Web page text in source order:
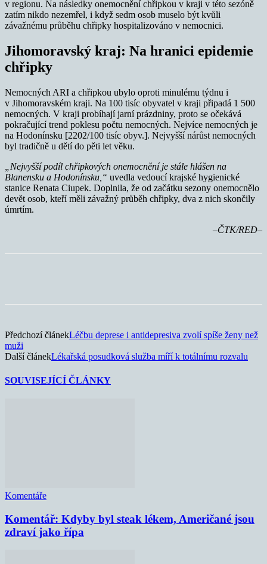
v regionu. Na následky onemocnění chřipkou v kraji v této sezóně
zatím nikdo nezemřel, i když sedm osob muselo být kvůli
závažnému průběhu chřipky hospitalizováno v nemocnici.
Jihomoravský kraj: Na hranici epidemie
chřipky
Nemocných ARI a chřipkou ubylo oproti minulému týdnu i
v Jihomoravském kraji. Na 100 tisíc obyvatel v kraji připadá 1 500
nemocných. V kraji probíhají jarní prázdniny, proto se očekává
pokračující trend poklesu počtu nemocných. Nejvíce nemocných je
na Hodonínsku [2202/100 tisíc obyv.]. Nejvyšší nárůst nemocných
byl tradičně u dětí do pěti let věku.
„Nejvyšší podíl chřipkových onemocnění je stále hlášen na
Blanensku a Hodonínsku,“ uvedla vedoucí krajské hygienické
stanice Renata Ciupek. Doplnila, že od začátku sezony onemocnělo
devět osob, kteří měli závažný průběh chřipky, dva z nich skončily
úmrtím.
–ČTK/RED–
Předchozí článekLéčbu deprese i antidepresiva zvolí spíše ženy než
muži
Další článekLékařská posudková služba míří k totálnímu rozvalu
SOUVISEJÍCÍ ČLÁNKY
Komentáře
Komentář: Kdyby byl steak lékem, Američané jsou
zdraví jako řípa